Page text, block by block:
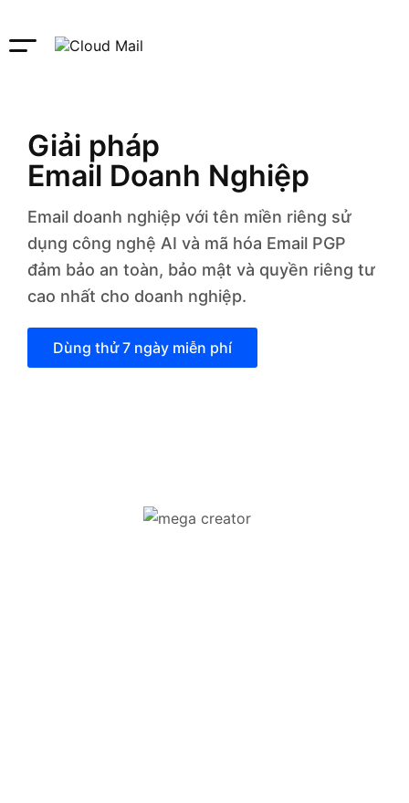
Giải pháp
Email Doanh Nghiệp
Email doanh nghiệp với tên miền riêng sử
dụng công nghệ AI và mã hóa Email PGP
đảm bảo an toàn, bảo mật và quyền riêng tư
cao nhất cho doanh nghiệp.
Dùng thử 7 ngày miễn phí